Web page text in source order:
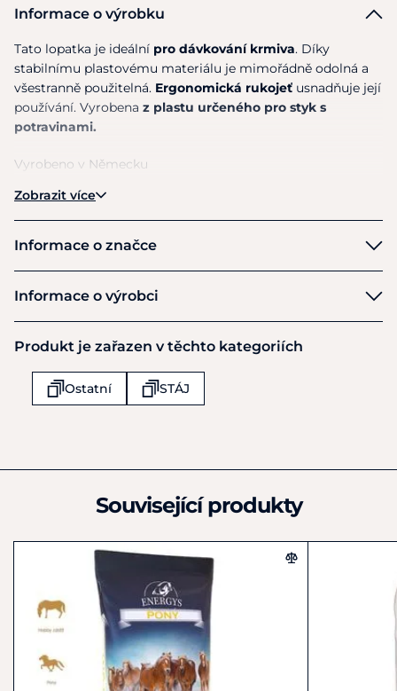
Informace o výrobku
Tato lopatka je ideální pro dávkování krmiva. Díky
stabilnímu plastovému materiálu je mimořádně odolná a
všestranně použitelná. Ergonomická rukojeť usnadňuje její
používání. Vyrobena z plastu určeného pro styk s
potravinami.
Vyrobeno v Německu
Rozměry: D: 30 cm, Š: 11 cm, V: 9 cm
Objem: cca 0,5 l
Zobrazit více
Informace o značce
Waldhausen
Informace o výrobci
Waldhausen GmbH & Co KG
Von Hunefeld Str 53
Koln-Ossendorf
info@waldhausen.com
Produkt je zařazen v těchto kategoriích
Ostatní STÁJ
Související produkty